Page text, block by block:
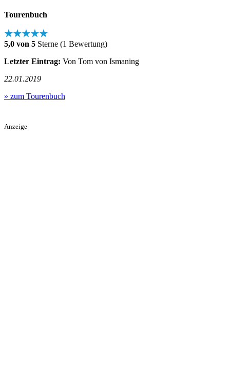
Tourenbuch
★★★★★
5,0 von 5 Sterne (1 Bewertung)
Letzter Eintrag: Von Tom von Ismaning
22.01.2019
» zum Tourenbuch
Anzeige